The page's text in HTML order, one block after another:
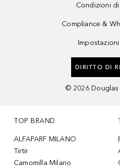
Condizioni
Compliance &
DIRITTO DI
© 2026 Douglas
TOP BRAND
ALFAPARF MILANO
Tirtir
Camomilla Milano